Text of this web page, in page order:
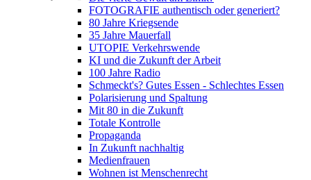
FOTOGRAFIE authentisch oder generiert?
80 Jahre Kriegsende
35 Jahre Mauerfall
UTOPIE Verkehrswende
KI und die Zukunft der Arbeit
100 Jahre Radio
Schmeckt's? Gutes Essen - Schlechtes Essen
Polarisierung und Spaltung
Mit 80 in die Zukunft
Totale Kontrolle
Propaganda
In Zukunft nachhaltig
Medienfrauen
Wohnen ist Menschenrecht